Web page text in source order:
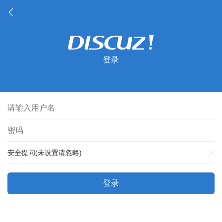
登录
安全提问(未设置请忽略)
登录